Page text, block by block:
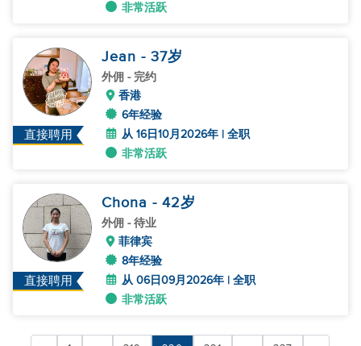
非常活跃
直接聘用
Jean - 37岁
外佣 - 完约
香港
6年经验
从 16日10月2026年 | 全职
非常活跃
直接聘用
Chona - 42岁
外佣 - 待业
菲律宾
8年经验
从 06日09月2026年 | 全职
非常活跃